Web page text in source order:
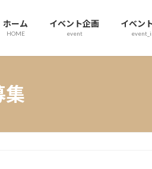
ホーム
HOME
イベント企画
event
イベン
集